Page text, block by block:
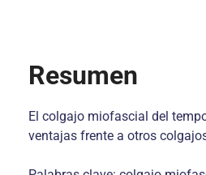
Resumen
El colgajo miofascial del
ventajas frente a otros